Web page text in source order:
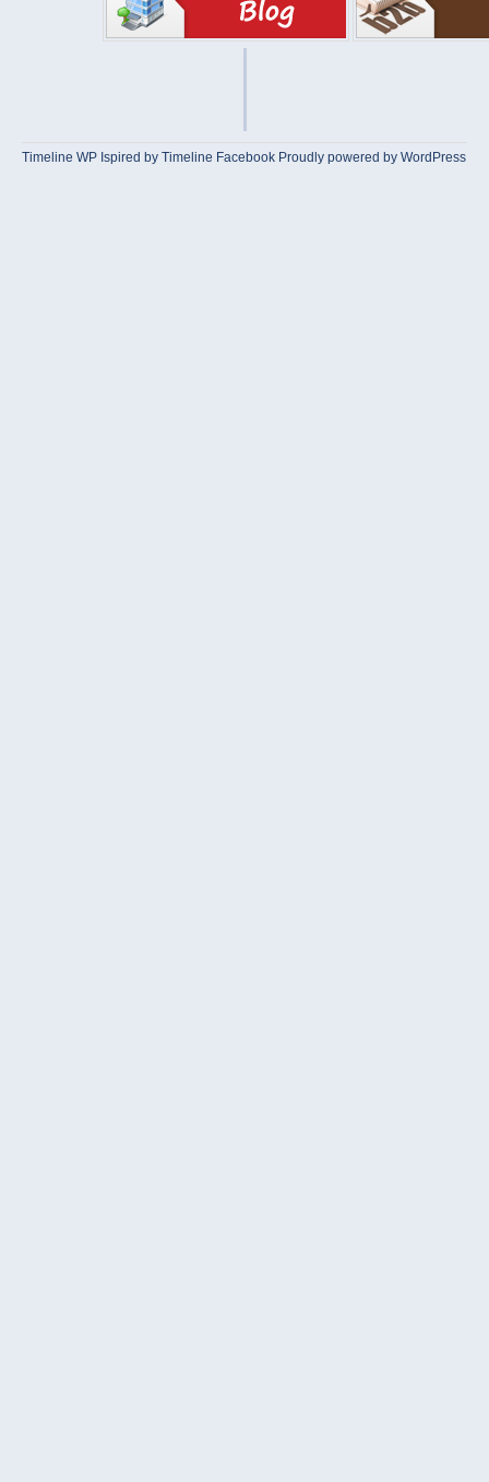
Timeline WP Ispired byTimeline Facebook Proudly powered by WordPress